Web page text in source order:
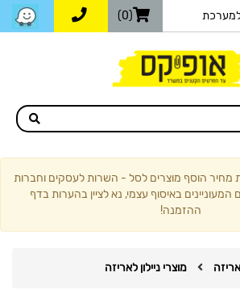
(0)
הוסף מוצרים לסל - השרות לעסקים וחברות
באיסוף עצמי, נא לציין בהערות בדף
ההזמנה!
מוצרי ניילון לאריזה